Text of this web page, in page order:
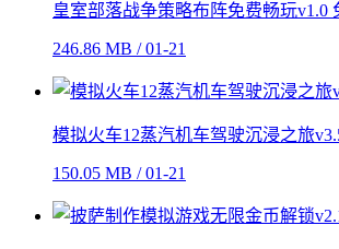
皇室部落战争策略布阵免费畅玩v1.0
246.86 MB / 01-21
模拟火车12蒸汽机车驾驶沉浸之旅
150.05 MB / 01-21